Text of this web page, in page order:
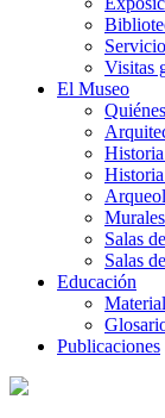
Visitas
El Museo
Murales
Salas
Salas
Educación
Publicaciones